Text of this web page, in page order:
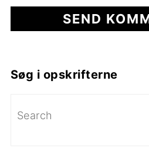
Primær
Søg i opskrifterne
Search